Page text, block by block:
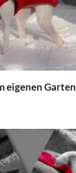
eigenen Garten